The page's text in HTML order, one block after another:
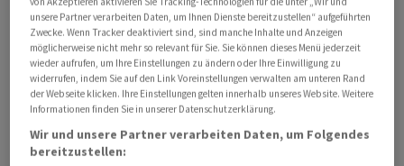
der Druck auf die Notenbank zu weiteren
Zinserhöhungen ab. Der Leitindex S&P ASX 200 gewann
1,21 Prozent auf 7297,70 Punkte.
An den anderen Börsen ging es trotz starker US-
Vorgaben verhaltener zu. Der japanische Leitindex
Nikkei 225 stieg um 0,33 Prozent auf 32 333,46 Punkte.
unsere Partner verarbeiten Daten, um Ihnen Dienste bereitzustellen“ aufgeführten
Zwecke. Wenn Tracker deaktiviert sind, sind manche Inhalte und Anzeigen
möglicherweise nicht mehr so relevant für Sie. Sie können dieses Menü jederzeit
wieder aufrufen, um Ihre Einstellungen zu ändern oder Ihre Einwilligung zu
widerrufen, indem Sie auf den Link Voreinstellungen verwalten am unteren Rand
der Webseite klicken. Ihre Einstellungen gelten innerhalb unseres Website. Weitere
Informationen finden Sie in unserer Datenschutzerklärung.
Wir und unsere Partner verarbeiten Daten, um Folgendes
bereitzustellen: